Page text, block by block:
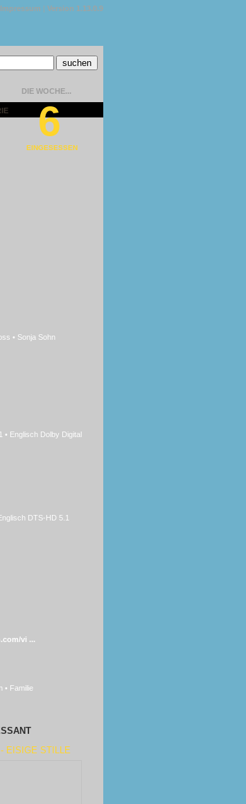
Impressum | Version 1.13.0.9
DIE WOCHE...
6
EINGESESSEN
• Sonja Sohn
• Englisch Dolby Digital
DTS-HD 5.1
vi ...
• Familie
EISIGE STILLE